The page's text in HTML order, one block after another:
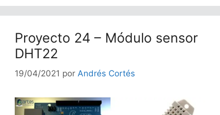
Proyecto 24 – Módulo sensor
DHT22
19/04/2021 por Andrés Cortés